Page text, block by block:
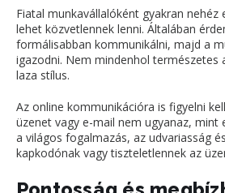
Fiatal munkavállalóként gyakran nehéz
lehet közvetlennek lenni. Általában
formálisabban kommunikálni, majd a
igazodni. Nem mindenhol természetes
laza stílus.
Az online kommunikációra is figyelni
üzenet vagy e-mail nem ugyanaz, mint
a világos fogalmazás, az udvariasság
kapkodónak vagy tiszteletlennek az